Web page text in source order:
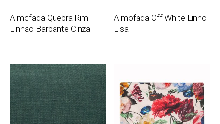
Almofada Quebra Rim
Linhão Barbante Cinza
Almofada Off White Linho
Lisa